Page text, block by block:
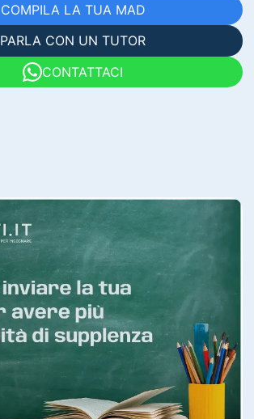
COMPILA LA TUA MAD
PARLA CON UN TUTOR
CONTATTACI